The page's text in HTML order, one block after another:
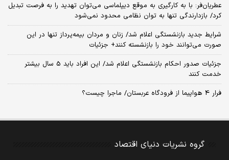
عطریان‌فر: با به کارگیری به موقع دیپلماسی می‌توان تهدید را به فرصت تبدیل
کرد/ بازدارندگی تنها به توان نظامی محدود نمی‌شود
شرایط جدید بازنشستگی اعلام شد/ زنان و مردان بیمه‌پرداز تنها در این
صورت می‌توانند خود را بازنشسته کنند+ جزئیات
جزئیات صدور احکام بازنشستگی اعلام شد/ این افراد باید 5 سال بیشتر
خدمت کنند
فرار 4 هواپیما از فرودگاه عربستان/ ماجرا چیست؟
گروه نشریات دنیای اقتصاد